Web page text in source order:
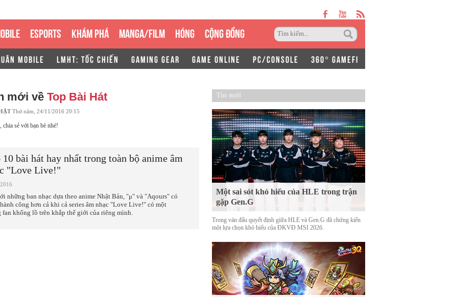
ESPORTS KHÁM PHÁ MANGA/FILM HÓNG CỘNG ĐỒNG
MOBILE LMHT: TỐC CHIẾN GAMING GEAR GAME ONLINE PC/CONSOLE 360° GAMEFI
mới về Top Bài Hát
Thứ năm, 24/11/2016 20:15
sẻ với bạn bè nhé!
10 bài hát hay nhất trong toàn bộ anime âm
"Love Live!"
những ban nhạc dựa theo anime Nhật Bản, "μ" và "Aqours" có
công hơn cả khi cả series âm nhạc "Love Live!" có một
fan khổng lồ trên khắp thế giới của riêng mình.
Tin mới
Một sai sót khó hiểu của HLE trong trận
gặp Gen.G
Trong ván đấu quyết định giữa HLE và Gen.G đã chứng kiến
một lựa chọn khó hiểu của ĐKVĐ MSI 2026.